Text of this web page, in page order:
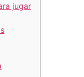
jugar